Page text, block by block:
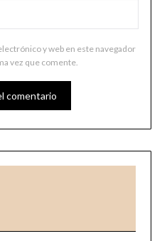
y web en este navegador
vez que comente.